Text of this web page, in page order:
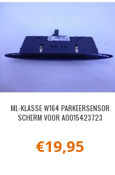
ML-KLASSE W164 PARKEERSENSOR
SCHERM VOOR A0015423723
€19,95